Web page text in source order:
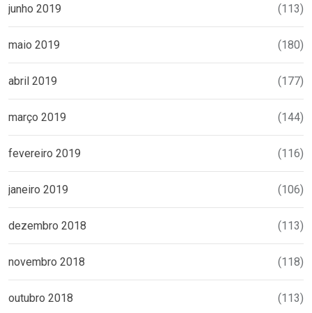
junho 2019 (113)
maio 2019 (180)
abril 2019 (177)
março 2019 (144)
fevereiro 2019 (116)
janeiro 2019 (106)
dezembro 2018 (113)
novembro 2018 (118)
outubro 2018 (113)